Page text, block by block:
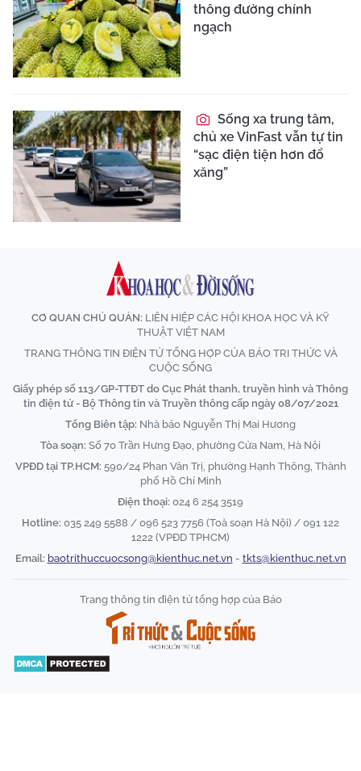
thông đường chính
ngạch
Sống xa trung tâm,
chủ xe VinFast vẫn tự tin
“sạc điện tiện hơn đổ
xăng”
CƠ QUAN CHỦ QUẢN: LIÊN HIỆP CÁC HỘI KHOA HỌC VÀ KỸ
THUẬT VIỆT NAM
TRANG THÔNG TIN ĐIỆN TỬ TỔNG HỢP CỦA BÁO TRI THỨC VÀ
CUỘC SỐNG
Giấy phép số 113/GP-TTĐT do Cục Phát thanh, truyền hình và Thông
tin điện tử - Bộ Thông tin và Truyền thông cấp ngày 08/07/2021
Tổng Biên tập: Nhà báo Nguyễn Thị Mai Hương
Tòa soạn: Số 70 Trần Hưng Đạo, phường Cửa Nam, Hà Nội
VPĐD tại TP.HCM: 590/24 Phan Văn Trị, phường Hạnh Thông, Thành
phố Hồ Chí Minh
Điện thoại: 024 6 254 3519
Hotline: 035 249 5588 / 096 523 7756 (Toà soạn Hà Nội) / 091 122
1222 (VPĐD TPHCM)
Email: baotrithuccuocsong@kienthuc.net.vn - tkts@kienthuc.net.vn
Trang thông tin điện tử tổng hợp của Báo